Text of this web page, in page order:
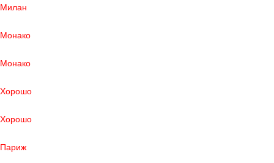
Милан
Монако
Монако
Хорошо
Хорошо
Париж